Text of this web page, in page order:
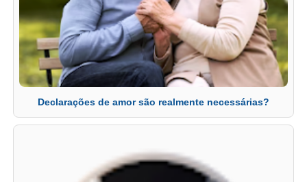
Declarações de amor são realmente necessárias?